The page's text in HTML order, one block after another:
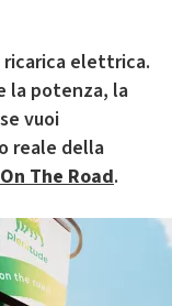
ricarica elettrica.
la potenza, la
vuoi
reale della
The Road.